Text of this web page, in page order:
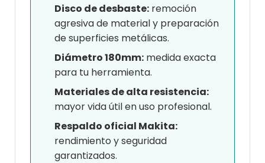
Disco de desbaste: remoción
agresiva de material y preparación
de superficies metálicas.
Diámetro 180mm: medida exacta
para tu herramienta.
Materiales de alta resistencia:
mayor vida útil en uso profesional.
Respaldo oficial Makita:
rendimiento y seguridad
garantizados.